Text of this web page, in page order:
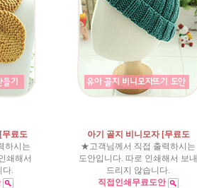
무료도
하시는
쇄해서
다.
아기 골지 비니모자 [무료도
★고객님께서 직접 출력하시는
도안입니다. 따로 인쇄해서 보내
드리지 않습니다.
직접인쇄무료도안